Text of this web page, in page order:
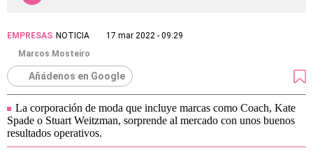
EMPRESAS NOTICIA
17 mar 2022 - 09:29
Marcos Mosteiro
Añádenos en Google
La corporación de moda que incluye marcas como Coach, Kate
Spade o Stuart Weitzman, sorprende al mercado con unos buenos
resultados operativos.